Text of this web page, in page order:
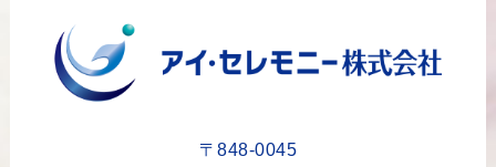
2023年8月
2023年6月
〒848-0045